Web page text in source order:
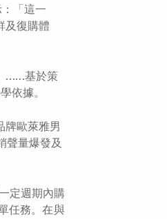
「這一
及復購體
……基於策
依據。
牌歐萊雅男
聲量爆發及
定週期內購
任務。在與